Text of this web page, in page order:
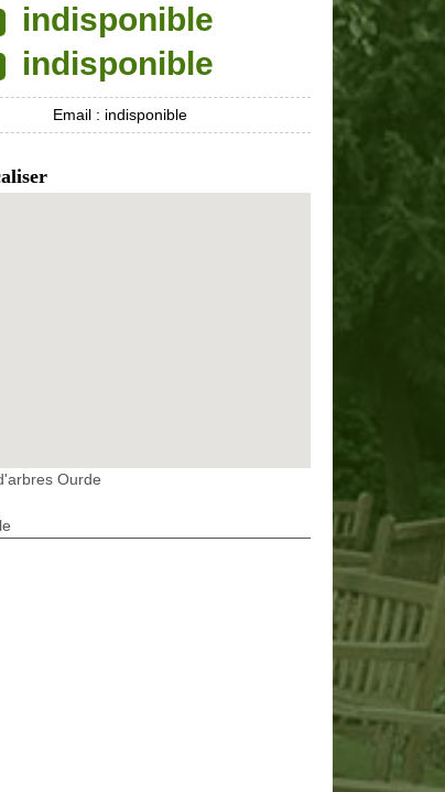
indisponible
indisponible
Email : indisponible
Ourde